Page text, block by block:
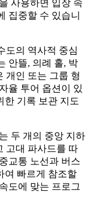
사용하면 입장 속
집중할 수 있습니
도의 역사적 중심
안뜰, 의례 홀, 박
개인 또는 그룹 형
율 투어 옵션이 있
한 기록 보관 지도
두 개의 중앙 지하
고대 파사드를 따
교통 노선과 버스
여 빠르게 참조할
도에 맞는 프로그